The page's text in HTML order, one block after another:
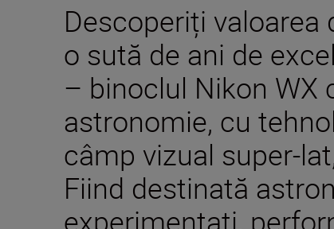
Descoperiți
o sută de ani de
– binoclul Nikon WX
astronomie, cu
câmp vizual super-
Fiind destinată
experimentați,